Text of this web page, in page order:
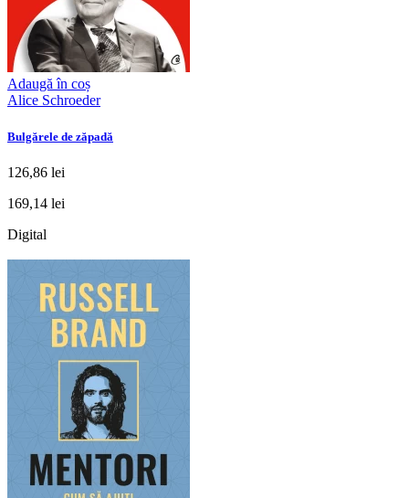
Adaugă în coș
Alice Schroeder
Bulgărele de zăpadă
126,86 lei
169,14 lei
Digital